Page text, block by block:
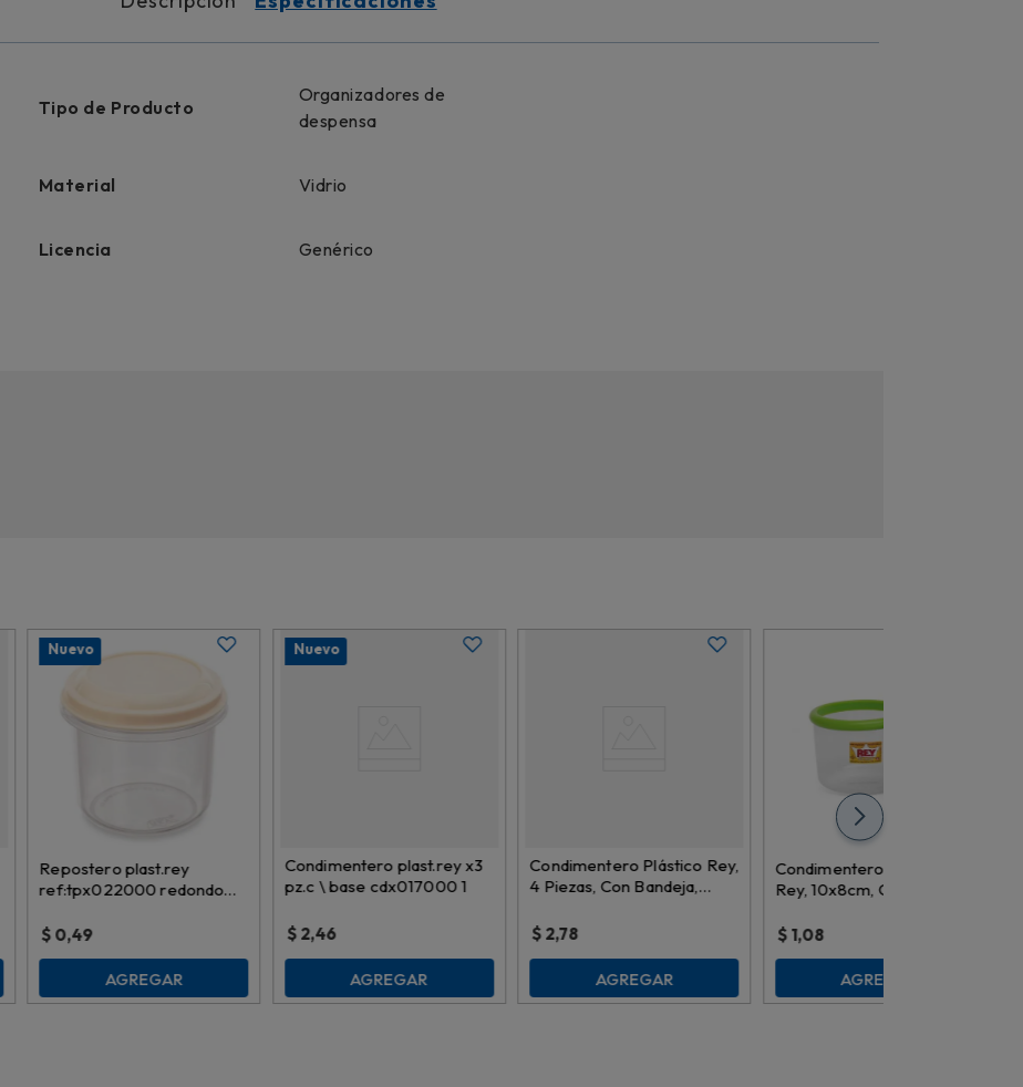
Tipo de Producto
Organizadores de
despensa
Material Vidrio
Licencia Genérico
Nuevo
Repostero plast.rey
ref:tpx022000 redondo
$ 0,49
AGREGAR
Nuevo
Condimentero plast.rey x3
pz.c \ base cdx017000 1
$ 2,46
AGREGAR
Condimentero Plástico Rey,
4 Piezas, Con Bandeja,
$ 2,78
AGREGAR
Condimentero Plástico N2
Rey, 10x8cm, CDX015000
$ 1,08
AGREGAR